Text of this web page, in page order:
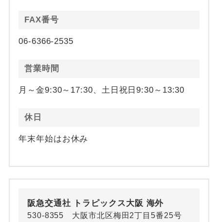
FAX番号
06-6366-2535
営業時間
月～金9:30～17:30、土日祝日9:30～13:30
休日
年末年始はお休み
阪急交通社 トラピックス大阪 海外
530-8355 大阪市北区梅田2丁目5番25号